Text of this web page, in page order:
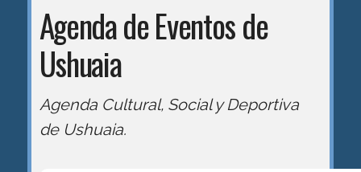
Agenda de Eventos de
Ushuaia
Agenda Cultural, Social y Deportiva
de Ushuaia.